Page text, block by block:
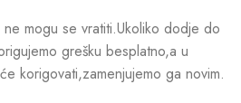
mogu se vratiti.Ukoliko dodje do
grešku besplatno,a u
korigovati,zamenjujemo ga novim.